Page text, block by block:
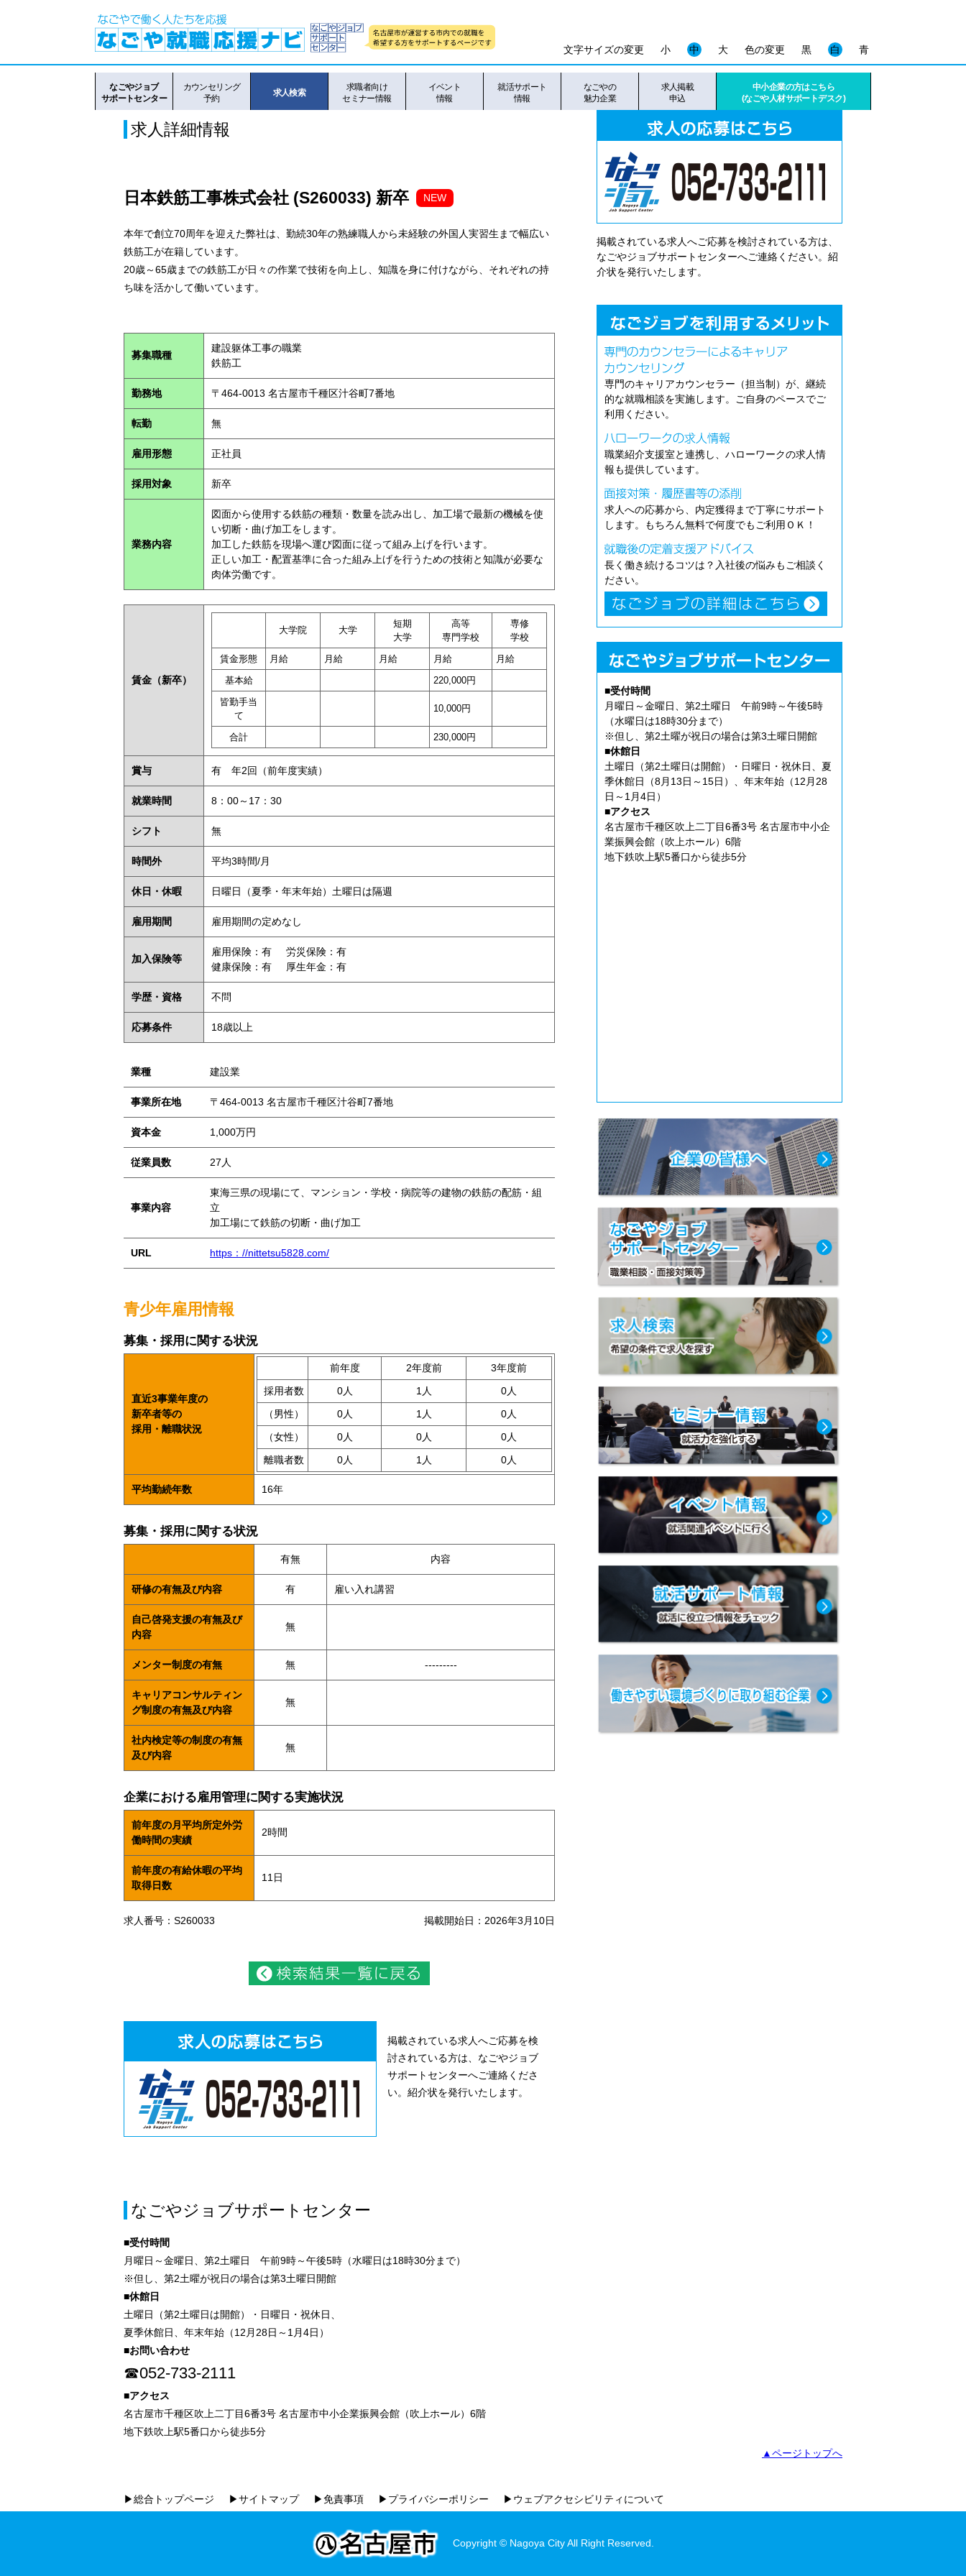
色の変更 黒 白 青
文字サイズの変更 小 中 大
なごやジョブ
サポートセンター
カウンセリング
予約
求人検索
求職者向け
セミナー情報
イベント
情報
就活サポート
情報
なごやの
魅力企業
求人掲載
申込
中小企業の方はこちら
(なごや人材サポートデスク)
求人詳細情報
日本鉄筋工事株式会社 (S260033) 新卒 NEW
本年で創立70周年を迎えた弊社は、勤続30年の熟練職人から未経験の外国人実習生まで幅広い
鉄筋工が在籍しています。
20歳～65歳までの鉄筋工が日々の作業で技術を向上し、知識を身に付けながら、それぞれの持
ち味を活かして働いています。
募集職種
建設躯体工事の職業
鉄筋工
勤務地 〒464-0013 名古屋市千種区汁谷町7番地
転勤 無
雇用形態 正社員
採用対象 新卒
業務内容
図面から使用する鉄筋の種類・数量を読み出し、加工場で最新の機械を使
い切断・曲げ加工をします。
加工した鉄筋を現場へ運び図面に従って組み上げを行います。
正しい加工・配置基準に合った組み上げを行うための技術と知識が必要な
肉体労働です。
賃金 （新卒）
大学院 大学
短期
大学
高等
専門学校
専修
学校
賃金形態
月給 月給 月給 月給
月給
基本給
220,000円
皆勤手当
て
10,000円
合計 230,000円
賞与 有 年2回（前年度実績）
就業時間 8：00～17：30
シフト 無
時間外 平均3時間/月
休日・休暇 日曜日（夏季・年末年始）土曜日は隔週
雇用期間 雇用期間の定めなし
加入保険等
雇用保険：有
労災保険：有
健康保険：有
厚生年金：有
学歴・資格 不問
応募条件 18歳以上
業種 建設業
事業所在地 〒464-0013 名古屋市千種区汁谷町7番地
資本金 1,000万円
従業員数 27人
事業内容
東海三県の現場にて、マンション・学校・病院等の建物の鉄筋の配筋・組
立
加工場にて鉄筋の切断・曲げ加工
URL https：//nittetsu5828.com/
青少年雇用情報
募集・採用に関する状況
直近3事業年度の
新卒者等の
採用・離職状況
前年度 2年度前
3年度前
採用者数
0人 1人
0人
（男性）
0人 1人
0人
（女性）
0人 0人
0人
離職者数
0人 1人 0人
平均勤続年数 16年
募集・採用に関する状況
有無 内容
研修の有無及び内容 有 雇い入れ講習
自己啓発支援の有無及び
内容
無
メンター制度の有無 無 ---------
キャリアコンサルティン
グ制度の有無及び内容
無
社内検定等の制度の有無
及び内容
無
企業における雇用管理に関する実施状況
前年度の月平均所定外労
働時間の実績
2時間
前年度の有給休暇の平均
取得日数
11日
求人番号：S260033 掲載開始日：2026年3月10日
掲載されている求人へご応募を検
討されている方は、なごやジョブ
サポートセンターへご連絡くださ
い。紹介状を発行いたします。
掲載されている求人へご応募を検討されている方は、
なごやジョブサポートセンターへご連絡ください。紹
介状を発行いたします。
専門のキャリアカウンセラー（担当制）が、継続
的な就職相談を実施します。ご自身のペースでご
利用ください。
職業紹介支援室と連携し、ハローワークの求人情
報も提供しています。
求人への応募から、内定獲得まで丁寧にサポート
します。もちろん無料で何度でもご利用ＯＫ！
長く働き続けるコツは？入社後の悩みもご相談く
ださい。
■受付時間
月曜日～金曜日、第2土曜日 午前9時～午後5時
（水曜日は18時30分まで）
※但し、第2土曜が祝日の場合は第3土曜日開館
■休館日
土曜日（第2土曜日は開館）・日曜日・祝休日、夏
季休館日（8月13日～15日）、年末年始（12月28
日～1月4日）
■アクセス
名古屋市千種区吹上二丁目6番3号 名古屋市中小企
業振興会館（吹上ホール）6階
地下鉄吹上駅5番口から徒歩5分
なごやジョブサポートセンター
■受付時間
月曜日～金曜日、第2土曜日 午前9時～午後5時（水曜日は18時30分まで）
※但し、第2土曜が祝日の場合は第3土曜日開館
■休館日
土曜日（第2土曜日は開館）・日曜日・祝休日、
夏季休館日、年末年始（12月28日～1月4日）
■お問い合わせ
☎052-733-2111
■アクセス
名古屋市千種区吹上二丁目6番3号 名古屋市中小企業振興会館（吹上ホール）6階
地下鉄吹上駅5番口から徒歩5分
▲ページトップへ
▶総合トップページ ▶サイトマップ ▶免責事項 ▶プライバシーポリシー ▶ウェブアクセシビリティについて
Copyright © Nagoya City All Right Reserved.